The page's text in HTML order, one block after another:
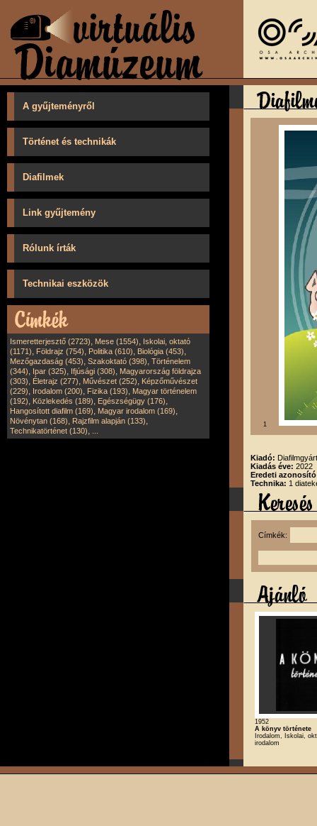
A gyűjteményről
Történet és technikák
Diafilmek
Link gyűjtemény
Rólunk írták
Technikai eszközök
Ismeretterjesztő (2723), Mese (1554), Iskolai, oktató
(1171), Földrajz (754), Politika (610), Biológia (453),
Mezőgazdaság (453), Szakoktató (398), Történelem
(344), Ipar (325), Ifjúsági (308), Magyarország földrajza
(303), Életrajz (277), Művészet (252), Képzőművészet
(229), Irodalom (200), Fizika (193), Magyar történelem
(192), Közlekedés (189), Egészségügy (176),
Hangosított diafilm (169), Magyar irodalom (169),
Növénytan (168), Rajzfilm alapján (133),
Technikatörténet (130),
1
Kiadó:
Kiadás éve: 2022
Eredeti
Technika: 1
Címkék:
1952
A könyv története
Irodalom, Iskolai,
irodalom